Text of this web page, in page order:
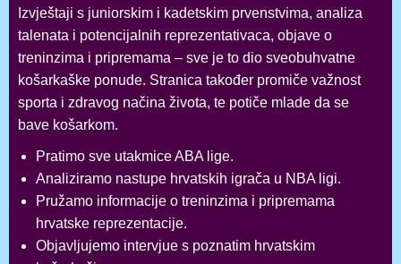
Izvještaji s juniorskim i kadetskim prvenstvima, analiza
talenata i potencijalnih reprezentativaca, objave o
treninzima i pripremama – sve je to dio sveobuhvatne
košarkaške ponude. Stranica također promiče važnost
sporta i zdravog načina života, te potiče mlade da se
bave košarkom.
Pratimo sve utakmice ABA lige.
Analiziramo nastupe hrvatskih igrača u NBA ligi.
Pružamo informacije o treninzima i pripremama
hrvatske reprezentacije.
Objavljujemo intervjue s poznatim hrvatskim